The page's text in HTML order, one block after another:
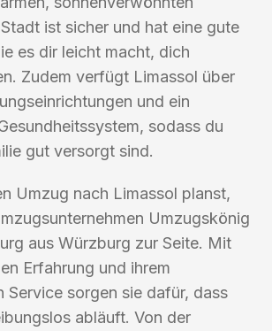
ist sicher und hat eine gute
es dir leicht macht, dich
Zudem verfügt Limassol über
und ein
sodass du
gut versorgt sind.
Umzug nach Limassol planst,
Umzugskönig
aus Würzburg zur Seite. Mit
Erfahrung und ihrem
Service sorgen sie dafür, dass
abläuft. Von der